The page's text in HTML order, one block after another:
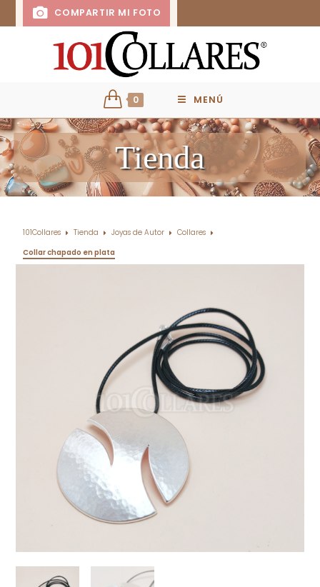
COMPARTIR MI FOTO
0 MENÚ
Tienda
101Collares Tienda Joyas de Autor
Collares
Collar chapado en plata